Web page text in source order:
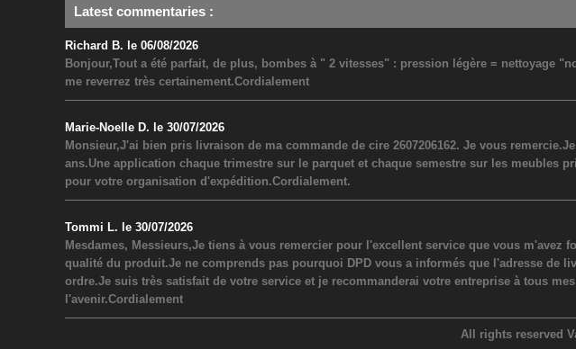
Latest commentaries :
Richard B. le 06/08/2026
Bonjour,Tout a été parfait, de plus, bombes à " 2 vitesses" : pression légère = nettoyage
me reverrez très certainement.Cordialement
Marie-Noelle D. le 30/07/2026
Monsieur,J'ai bien pris livraison de ma commande de cire 2607206162. Je vous
ans.Une application chaque trimestre sur le parquet et chaque semestre sur les meubles
pour votre organisation d'expédition.Cordialement.
Tommi L. le 30/07/2026
Mesdames, Messieurs,Je tiens à vous remercier pour l'excellent service que vous
qualité du produit.Je ne comprends pas pourquoi DPD vous a informés que l'adresse de
ordre.Je suis très satisfait de votre service et je recommanderai votre entreprise à tous
l'avenir.Cordialement
All rights reserved